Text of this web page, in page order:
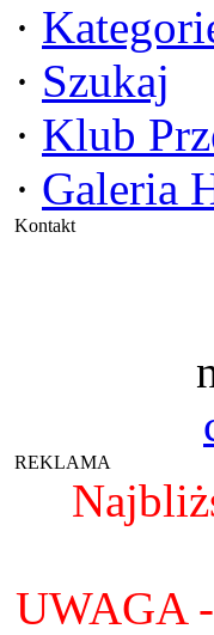
·
· Szukaj
· Klub
· Galeria
Kontakt
REKLAMA
UWAGA